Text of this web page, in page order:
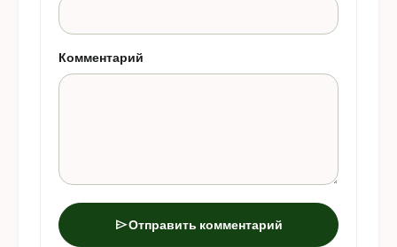
Комментарий
sendОтправить комментарий